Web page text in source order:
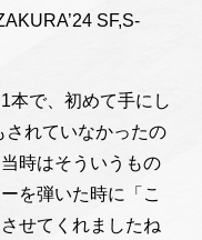
SF,S-
本で、初めて手にし
されていなかったの
時はそういうもの
を弾いた時に「こ
せてくれましたね